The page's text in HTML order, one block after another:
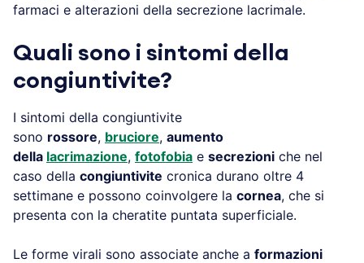
farmaci e alterazioni della secrezione lacrimale.
Quali sono i sintomi della
congiuntivite?
I sintomi della congiuntivite
sono rossore, bruciore, aumento
della lacrimazione, fotofobia e secrezioni che nel
caso della congiuntivite cronica durano oltre 4
settimane e possono coinvolgere la cornea, che si
presenta con la cheratite puntata superficiale.
Le forme virali sono associate anche a formazioni